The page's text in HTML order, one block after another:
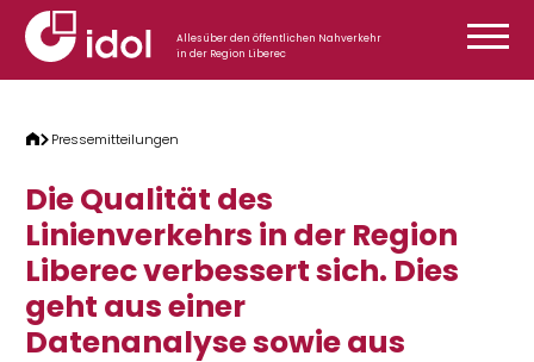
Zum Inhalt springen
Alles über den öffentlichen Nahverkehr
in der Region Liberec
Pressemitteilungen
Die Qualität des
Linienverkehrs in der Region
Liberec verbessert sich. Dies
geht aus einer
Datenanalyse sowie aus